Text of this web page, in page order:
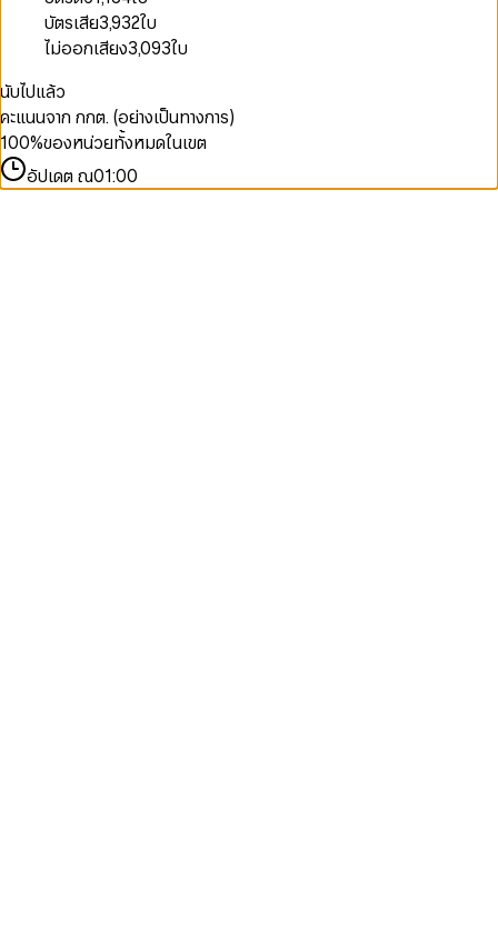
บัตรเสีย3,932ใบ
ไม่ออกเสียง3,093ใบ
นับไปแล้ว
คะแนนจาก กกต. (อย่างเป็นทางการ)
100%ของหน่วยทั้งหมดในเขต
อัปเดต ณ01:00